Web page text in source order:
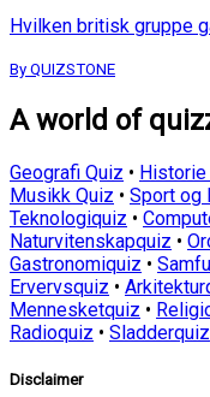
Hvilken britisk gruppe
By QUIZSTONE
A world of
Geografi Quiz • Historie
Musikk Quiz • Sport og
Teknologiquiz •
Naturvitenskapquiz •
Gastronomiquiz •
Ervervsquiz •
Mennesketquiz •
Radioquiz • Sladderquiz
Disclaimer